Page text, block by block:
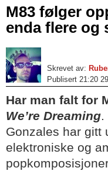
M83 følger
enda flere og
Skrevet av:
Publisert 21:20
Har man falt for
We’re Dreaming.
Gonzales har gitt
elektroniske og